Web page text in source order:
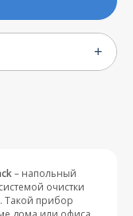
+
– напольный
очистки
Такой прибор